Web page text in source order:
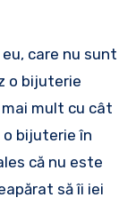
care nu sunt
o bijuterie
mult cu cât
o bijuterie în
că nu este
să îi iei